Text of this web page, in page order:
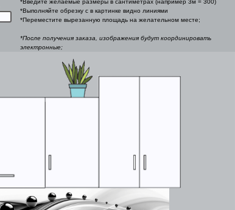
*Введите желаемые размеры в сантиметрах (например 3м = 300)
*Выполняйте обрезку с в картинке видно линиями
*Переместите вырезанную площадь на желательном месте;
*После получения заказа, изображения будут координировать
электронные;